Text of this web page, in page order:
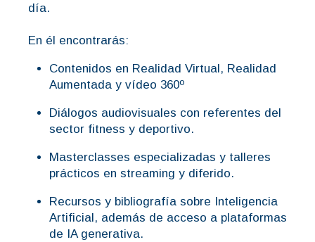
día.
En él encontrarás:
Contenidos en Realidad Virtual, Realidad
Aumentada y vídeo 360º
Diálogos audiovisuales con referentes del
sector fitness y deportivo.
Masterclasses especializadas y talleres
prácticos en streaming y diferido.
Recursos y bibliografía sobre Inteligencia
Artificial, además de acceso a plataformas
de IA generativa.